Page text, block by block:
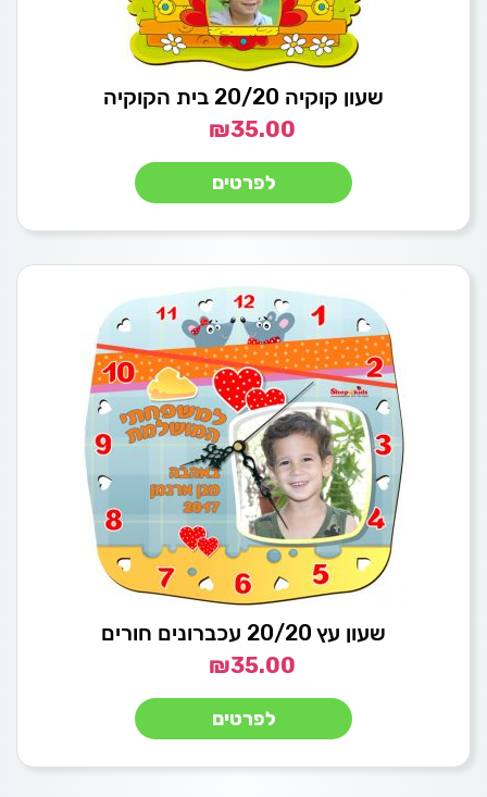
שעון קוקיה 20/20 בית הקוקיה
₪35.00
לפרטים
שעון עץ 20/20 עכברונים חורים
₪35.00
לפרטים